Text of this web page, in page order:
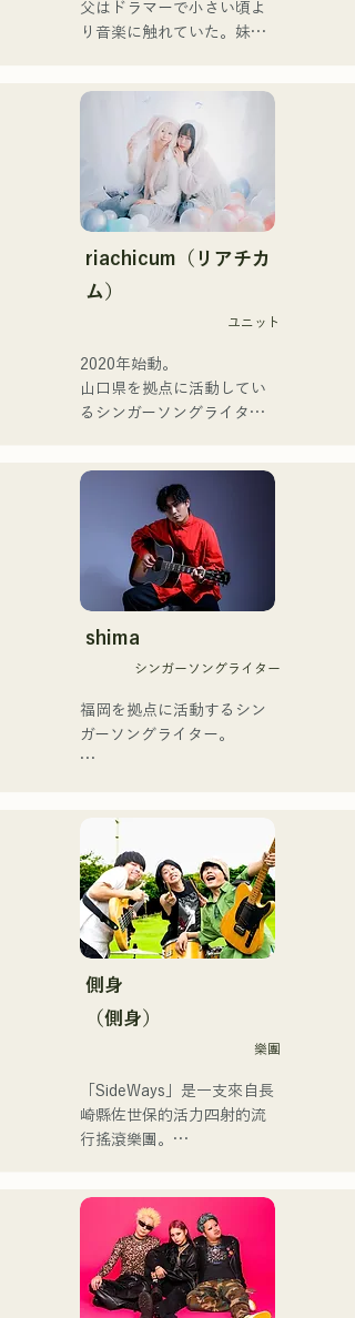
她們的錄音和現場演出得到
meow樂團的Taisei（鼓
手）、the perfect me樂團
的Yuya Suehiro（吉他）以
及xanadoo樂團的S0.
（Banus）的支持。
【新單曲】
她們的新歌《The World is
Love》將於2025年6月25日
父はドラマーで小さい頃よ
り音楽に触れていた。妹
家族で音楽を楽しむミュー
ジックファミリー。
10代後半にアメリカへ4年
半留学。
現在はLOVE FMの"music
×serendipity"でラジオDJを
務める。
デルやタレントとしても活
躍中。世界的有名なオーデ
ゴットタレント」で日本人
の芸人史上初のゴールデン
ブザーを獲得し、その後ス
もゴールデンブザーを獲得
した、ノボせもんなべの応
援歌「ゴールデンブザー」
や、アメリカ留学時代の心
友とコライトした本格的カ
ントリーソング「Life Goes
それらの楽曲を揃えた自身
初のフルアルバム「ONE
2025.12.31にリリースし、
iTunesカントリーアルバム
て」、FBS「福岡く
ん。」、「発見らくちゃ
く！」やFUKUOKA
STREET PARTY、
Hannibal Halloween Music
Festival ,sunset live2019、
鷹祭Summer Boostイベン
トステージにも出演。MCと
cup2019 Public viewing、競
輪日本一ダービーの場内ア
ナウンス、ラグビー女子日
本代表世界大会スタジアム
滑走屋場内アナウンス、ク
リスマスアドベント、イス
ラデサルサ、福岡ウィニン
グスピリッツのスタジアム
DJ、金鷲旗、山笠関連イベ
riachicum（リアチカ
ム）
ユニット
2020年始動。
山口県を拠点に活動してい
るシンガーソングライター
ユニット
コロナ禍に入り、音楽で山
口県を盛り上げたいという
思いからユニットを始動。
当初は動画配信サイトでの
活動のみだったが、2020年
12月より、山口県の地元イ
地元音楽イベントやライブ
ハウスを中心にパフォーマ
ンスをしている。
shima
シンガーソングライター
福岡を拠点に活動するシン
ガーソングライター。
ードの繊細さを併せ持つ楽
曲を届けている。
コンセプトは、「等身大の
ままで。僕とあなたのため
の音楽を。」気持ちが落ち
まう時こそ聴いてほしい。
自分自身も迷いや葛藤を抱
作り物ではなく、ありのま
まの感情や言葉をそのまま
音楽にしている。
2024年10月より音楽活動を
福岡を中心にブッキングラ
イブや路上ライブなど精力
的に活動を行っている。
側身
（側身）
樂團
「SideWays」是一支來自長
崎縣佐世保的活力四射的流
行搖滾樂團。
EP《夢戰夜》，並開啟了全
國巡迴演出。
來聽聽他們根據小說改編的
充滿樂趣又略帶憂鬱的歌曲